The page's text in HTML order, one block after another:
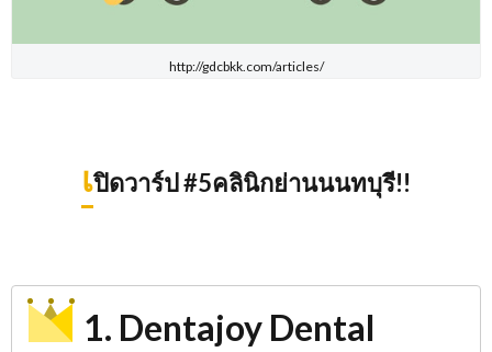
http://gdcbkk.com/articles/
เปิดวาร์ป #5คลินิกย่านนนทบุรี!!
1. Dentajoy Dental